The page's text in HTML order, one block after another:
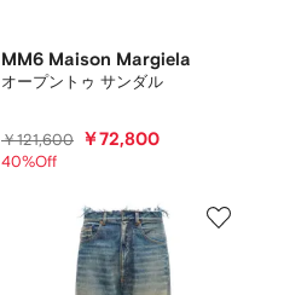
MM6 Maison Margiela
オープントゥ サンダル
￥121,600 ￥72,800
40%Off